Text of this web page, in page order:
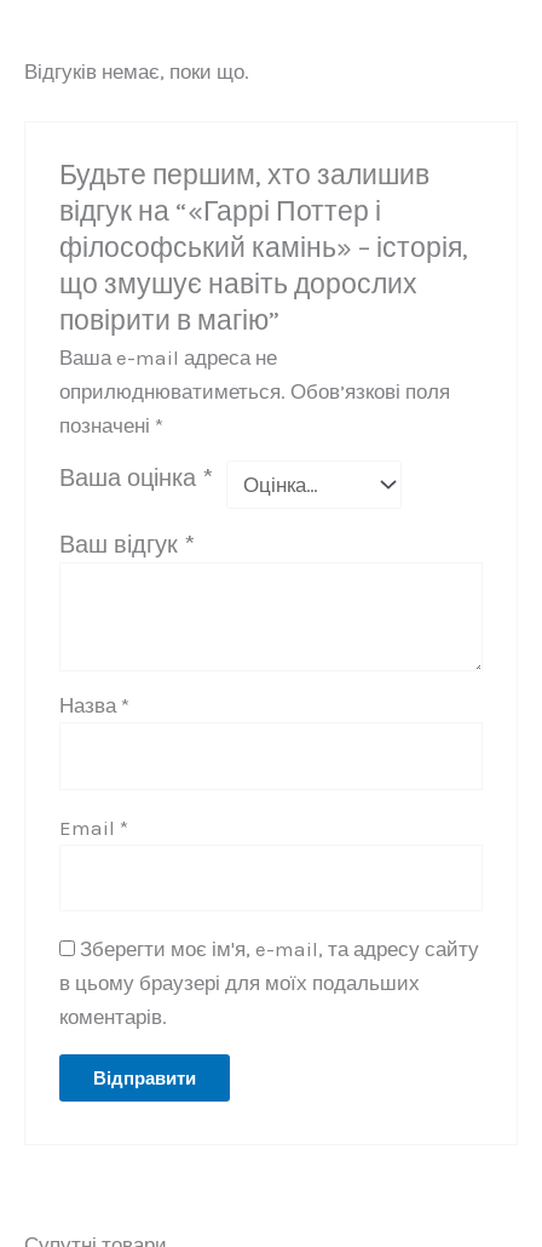
Відгуків немає, поки що.
Будьте першим, хто залишив
відгук на “«Гаррі Поттер і
філософський камінь» – історія,
що змушує навіть дорослих
повірити в магію”
Ваша e-mail адреса не
оприлюднюватиметься. Обов’язкові поля
позначені *
Ваша оцінка *
Ваш відгук *
Назва *
Email *
Зберегти моє ім'я, e-mail, та адресу сайту
в цьому браузері для моїх подальших
коментарів.